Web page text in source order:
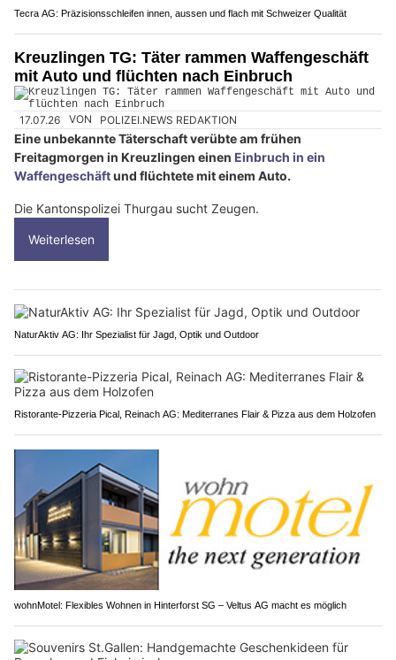
Tecra AG: Präzisionsschleifen innen, aussen und flach mit Schweizer Qualität
Kreuzlingen TG: Täter rammen Waffengeschäft
mit Auto und flüchten nach Einbruch
17.07.26 VON POLIZEI.NEWS REDAKTION
Eine unbekannte Täterschaft verübte am frühen
Freitagmorgen in Kreuzlingen einen Einbruch in ein
Waffengeschäftund flüchtete mit einem Auto.
Die Kantonspolizei Thurgau sucht Zeugen.
Weiterlesen
NaturAktiv AG: Ihr Spezialist für Jagd, Optik und Outdoor
Ristorante-Pizzeria Pical, Reinach AG: Mediterranes Flair & Pizza aus dem Holzofen
wohnMotel: Flexibles Wohnen in Hinterforst SG – Veltus AG macht es möglich